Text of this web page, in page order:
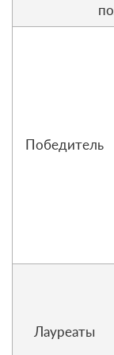
Победитель
Лауреаты